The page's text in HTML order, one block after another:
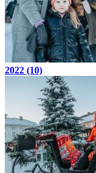
2022 (10)